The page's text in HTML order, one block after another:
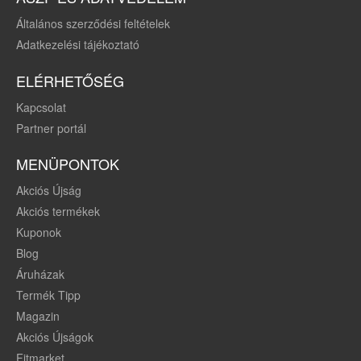
Általános szerződési feltételek
Adatkezelési tájékoztató
ELÉRHETŐSÉG
Kapcsolat
Partner portál
MENÜPONTOK
Akciós Újság
Akciós termékek
Kuponok
Blog
Áruházak
Termék Tipp
Magazin
Akciós Újságok